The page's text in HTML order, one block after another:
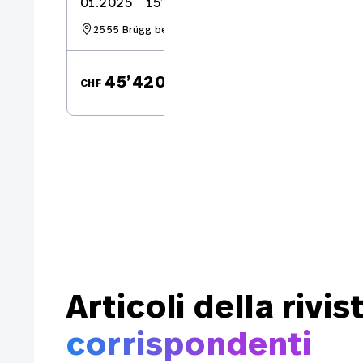
2555 Brügg bei Biel
CHF 45’420.–
Tutti i
modelli
Articoli della
corrispondenti